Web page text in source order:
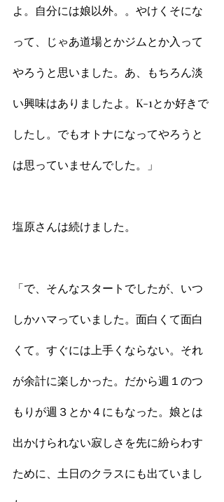
よ。自分には娘以外。。やけくそにな
って、じゃあ道場とかジムとか入って
やろうと思いました。あ、もちろん淡
い興味はありましたよ。K-1とか好きで
したし。でもオトナになってやろうと
は思っていませんでした。」
塩原さんは続けました。
「で、そんなスタートでしたが、いつ
しかハマっていました。面白くて面白
くて。すぐには上手くならない。それ
が余計に楽しかった。だから週１のつ
もりが週３とか４にもなった。娘とは
出かけられない寂しさを先に紛らわす
ために、土日のクラスにも出ていまし